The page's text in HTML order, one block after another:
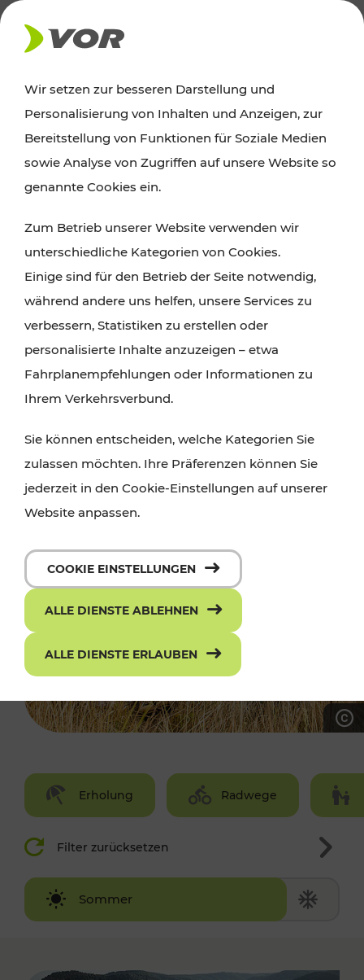
AKTUELLES
Ausflugstipps
Wien, Niederösterreich und das Burgenland
Wanderungen, Kultur und Gastronomie,
Radtouren oder purer Naturgenuss – viele
Attraktionen sind mit den Ticket- und Fahrplan-
Angeboten des VOR gut und schnell erreichbar.
Erholung Radwege
Filter zurücksetzen
Sommer
Winter
Wir setzen zur besseren Darstellung und
Personalisierung von Inhalten und Anzeigen, zur
Bereitstellung von Funktionen für Soziale Medien
sowie Analyse von Zugriffen auf unsere Website so
genannte Cookies ein.
Zum Betrieb unserer Website verwenden wir
unterschiedliche Kategorien von Cookies.
Einige sind für den Betrieb der Seite notwendig,
während andere uns helfen, unsere Services zu
verbessern, Statistiken zu erstellen oder
personalisierte Inhalte anzuzeigen – etwa
Fahrplanempfehlungen oder Informationen zu
Ihrem Verkehrsverbund.
Sie können entscheiden, welche Kategorien Sie
zulassen möchten. Ihre Präferenzen können Sie
jederzeit in den Cookie-Einstellungen auf unserer
Website anpassen.
COOKIE EINSTELLUNGEN
ALLE DIENSTE ABLEHNEN
ALLE DIENSTE ERLAUBEN